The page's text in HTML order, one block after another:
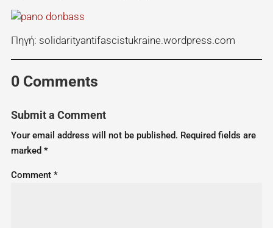
Πηγή: solidarityantifascistukraine.wordpress.com
0 Comments
Submit a Comment
Your email address will not be published. Required fields are
marked *
Comment *